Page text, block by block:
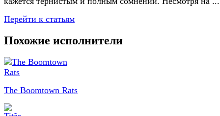
Перейти к статьям
Похожие исполнители
The Boomtown Rats